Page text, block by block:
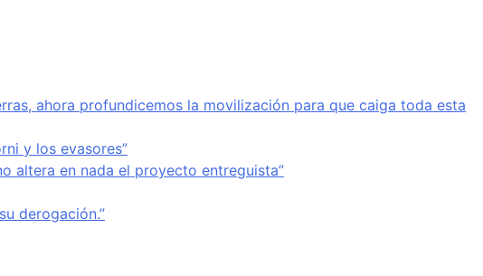
ahora profundicemos la movilización para que caiga toda esta
y los evasores”
altera en nada el proyecto entreguista”
derogación.”